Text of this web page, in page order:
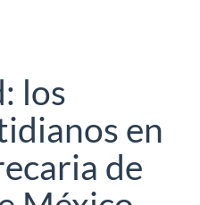
los
en
de